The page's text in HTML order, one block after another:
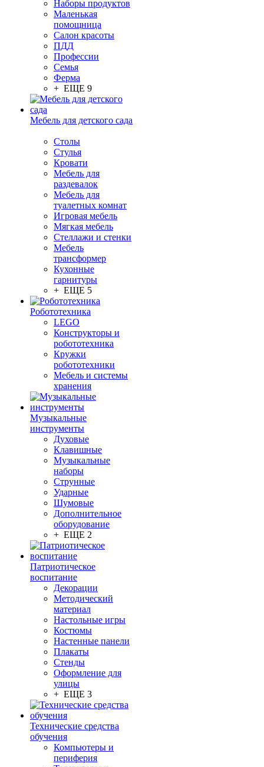
Наборы продуктов
Маленькая
помощница
Салон красоты
ПДД
Профессии
Семья
Ферма
+ ЕЩЕ 9
Мебель для детского сада
Столы
Cтулья
Кровати
Мебель для
раздевалок
Мебель для
туалетных комнат
Игровая мебель
Мягкая мебель
Стеллажи и стенки
Мебель
трансформер
Кухонные
гарнитуры
+ ЕЩЕ 5
Робототехника
LEGO
Конструкторы и
робототехника
Кружки
робототехники
Мебель и системы
хранения
Музыкальные
инструменты
Духовые
Клавишные
Музыкальные
наборы
Струнные
Ударные
Шумовые
Дополнительное
оборудование
+ ЕЩЕ 2
Патриотическое
воспитание
Декорации
Методический
материал
Настольные игры
Костюмы
Настенные панели
Плакаты
Стенды
Оформление для
улицы
+ ЕЩЕ 3
Технические средства
обучения
Компьютеры и
периферия